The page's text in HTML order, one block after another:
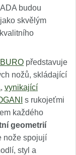
budou
skvělým
představuje
nožů, skládající
, vynikající
s rukojeťmi
každého
geometrií
nože spojují
styl a